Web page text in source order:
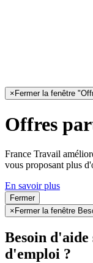
× Fermer la fenêtre
Offres
France Travail
vous proposant plus
En savoir plus
Fermer
× Fermer la fenêtre
Besoin
d'emploi ?